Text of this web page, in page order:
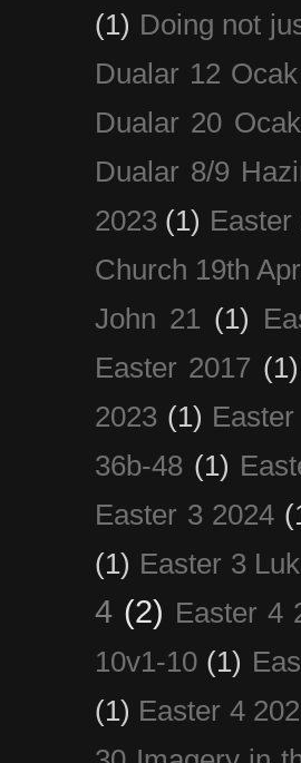
(1) Doing not
Dualar 12
Dualar 20
Dualar 8/9
2023 (1) Easter
Church 19th
John 21
(1)
Easter 2017 (1)
2023 (1)
36b-48 (1)
Easter 3 2024
(1) Easter 3
4 (2) Easter 4
10v1-10 (1)
(1) Easter 4